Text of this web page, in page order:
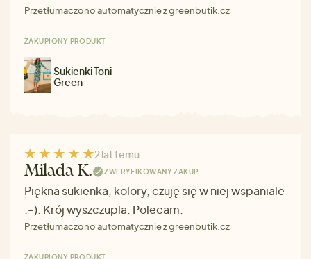
Przetłumaczono automatycznie z greenbutik.cz
ZAKUPIONY PRODUKT
Sukienki Toni
Green
2 lat temu
Milada K. ZWERYFIKOWANY ZAKUP
Piękna sukienka, kolory, czuję się w niej wspaniale
:-). Krój wyszczupla. Polecam.
Przetłumaczono automatycznie z greenbutik.cz
ZAKUPIONY PRODUKT